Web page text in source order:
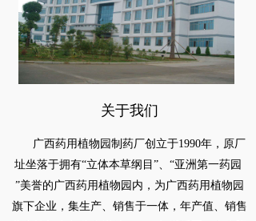
t
i
o
n
关于我们
址坐落于拥有“立体本草纲目”、“亚洲第一药园
”美誉的广西药用植物园内，为广西药用植物园
旗下企业，集生产、销售于一体，年产值、销售